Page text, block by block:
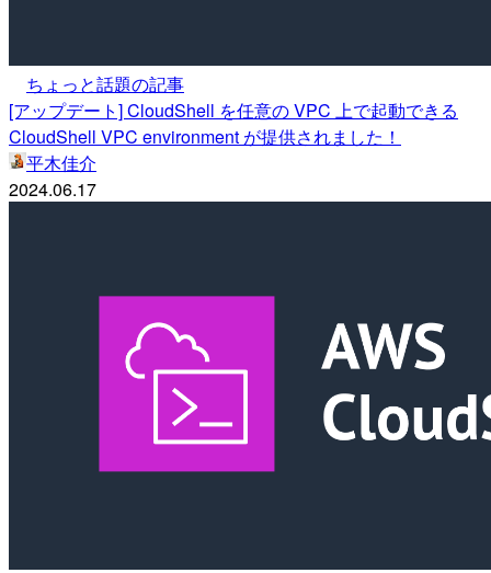
ちょっと話題の記事
[アップデート] CloudShell を任意の VPC 上で起動できる
CloudShell VPC environment が提供されました！
平木佳介
2024.06.17